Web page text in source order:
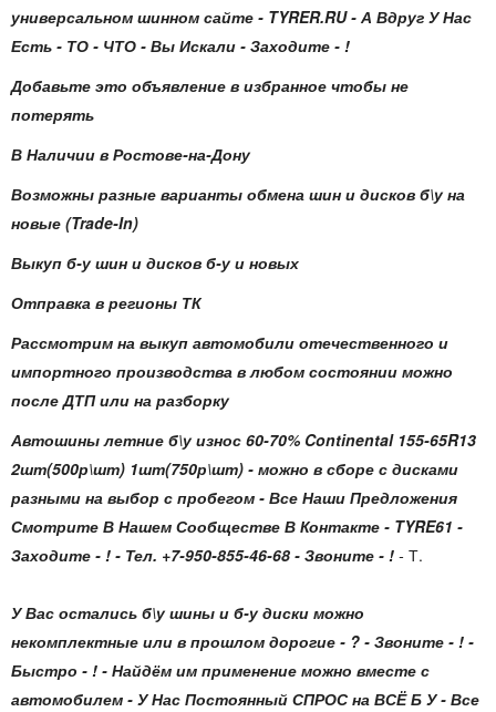
универсальном шинном сайте - TYRER.RU - А Вдруг У Нас
Есть - ТО - ЧТО - Вы Искали - Заходите - !
Добавьте это объявление в избранное чтобы не
потерять
В Наличии в Ростове-на-Дону
Возможны разные варианты обмена шин и дисков б\у на
новые (Trade-In)
Выкуп б-у шин и дисков б-у и новых
Отправка в регионы ТК
Рассмотрим на выкуп автомобили отечественного и
импортного производства в любом состоянии можно
после ДТП или на разборку
Автошины летние б\у износ 60-70% Continental 155-65R13
2шт(500р\шт) 1шт(750р\шт) - можно в сборе с дисками
разными на выбор с пробегом - Все Наши Предложения
Смотрите В Нашем Сообществе В Контакте - TYRE61 -
Заходите - ! - Тел. +7-950-855-46-68 - Звоните - ! - Т.
У Вас остались б\у шины и б-у диски можно
некомплектные или в прошлом дорогие - ? - Звоните - ! -
Быстро - ! - Найдём им применение можно вместе с
автомобилем - У Нас Постоянный СПРОС на ВСЁ Б У - Все